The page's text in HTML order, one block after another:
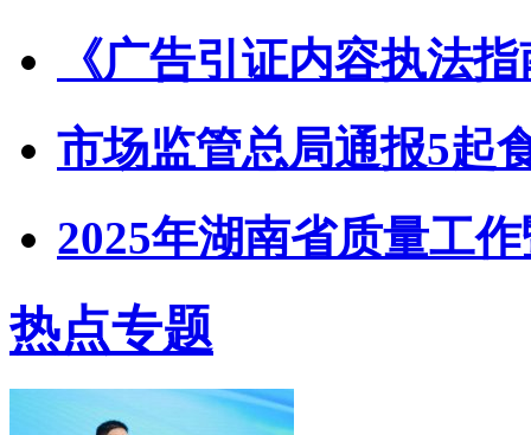
《广告引证内容执法
市场监管总局通报5起
2025年湖南省质量工
热点专题